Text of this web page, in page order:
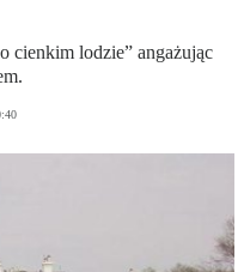
cienkim lodzie” angażując